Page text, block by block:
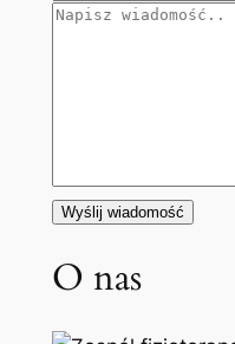
O nas